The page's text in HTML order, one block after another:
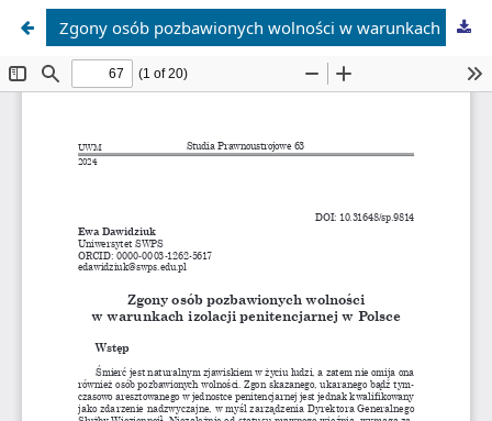
Zgony osób pozbawionych wolności w warunkach izolacji penitencjarnej w Polsce